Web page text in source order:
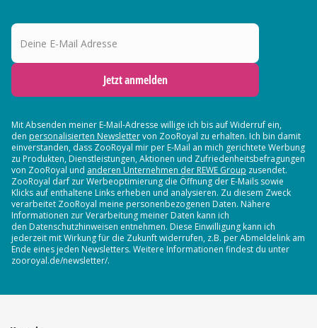
Deine E-Mail Adresse
Jetzt anmelden
Mit Absenden meiner E-Mail-Adresse willige ich bis auf Widerruf ein,
den personalisierten Newslettervon ZooRoyal zu erhalten. Ich bin damit
einverstanden, dass ZooRoyal mir per E-Mail an mich gerichtete Werbung
zu Produkten, Dienstleistungen, Aktionen und Zufriedenheitsbefragungen
von ZooRoyal und anderen Unternehmen der REWE Group zusendet.
ZooRoyal darf zur Werbeoptimierung die Öffnung der E-Mails sowie
Klicks auf enthaltene Links erheben und analysieren. Zu diesem Zweck
verarbeitet ZooRoyal meine personenbezogenen Daten. Nähere
Informationen zur Verarbeitung meiner Daten kann ich
den Datenschutzhinweisen entnehmen. Diese Einwilligung kann ich
jederzeit mit Wirkung für die Zukunft widerrufen, z.B. per Abmeldelink am
Ende eines jeden Newsletters. Weitere Informationen findest du unter
zooroyal.de/newsletter/.